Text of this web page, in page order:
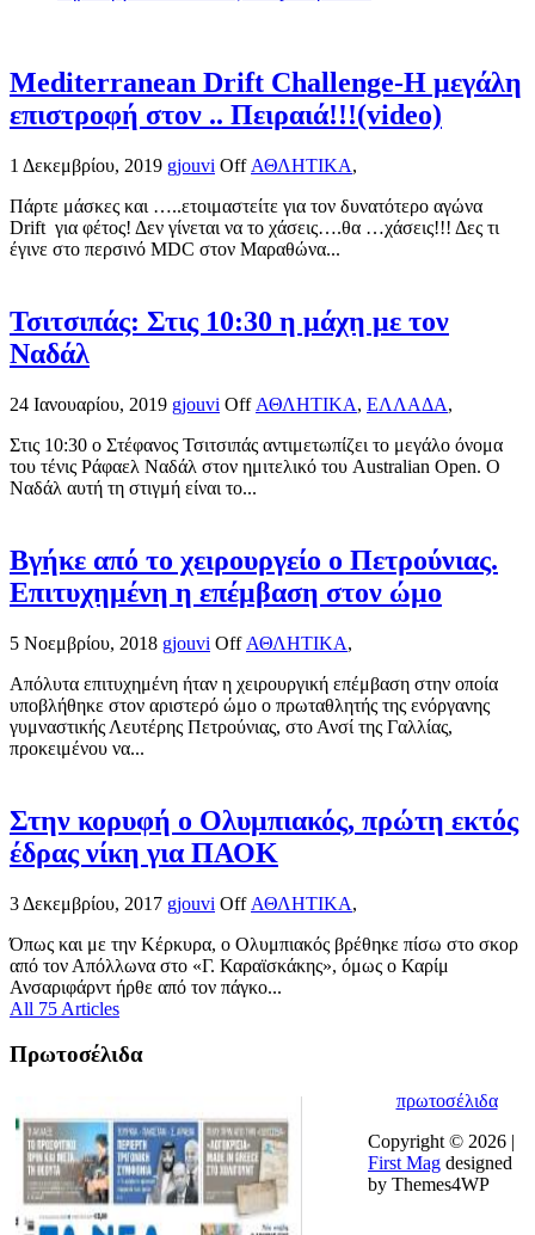
Mediterranean Drift Challenge-Η μεγάλη
επιστροφή στον .. Πειραιά!!!(video)
1 Δεκεμβρίου, 2019 gjouvi Off ΑΘΛΗΤΙΚΑ,
Πάρτε μάσκες και …..ετοιμαστείτε για τον δυνατότερο αγώνα
Drift για φέτος! Δεν γίνεται να το χάσεις….θα …χάσεις!!! Δες τι
έγινε στο περσινό MDC στον Μαραθώνα...
Τσιτσιπάς: Στις 10:30 η μάχη με τον
Ναδάλ
24 Ιανουαρίου, 2019 gjouvi Off ΑΘΛΗΤΙΚΑ, ΕΛΛΑΔΑ,
Στις 10:30 ο Στέφανος Τσιτσιπάς αντιμετωπίζει το μεγάλο όνομα
του τένις Ράφαελ Ναδάλ στον ημιτελικό του Australian Open. Ο
Ναδάλ αυτή τη στιγμή είναι το...
Βγήκε από το χειρουργείο ο Πετρούνιας.
Επιτυχημένη η επέμβαση στον ώμο
5 Νοεμβρίου, 2018 gjouvi Off ΑΘΛΗΤΙΚΑ,
Απόλυτα επιτυχημένη ήταν η χειρουργική επέμβαση στην οποία
υποβλήθηκε στον αριστερό ώμο ο πρωταθλητής της ενόργανης
γυμναστικής Λευτέρης Πετρούνιας, στο Ανσί της Γαλλίας,
προκειμένου να...
Στην κορυφή ο Ολυμπιακός, πρώτη εκτός
έδρας νίκη για ΠΑΟΚ
3 Δεκεμβρίου, 2017 gjouvi Off ΑΘΛΗΤΙΚΑ,
Όπως και με την Κέρκυρα, ο Ολυμπιακός βρέθηκε πίσω στο σκορ
από τον Απόλλωνα στο «Γ. Καραϊσκάκης», όμως ο Καρίμ
Ανσαριφάρντ ήρθε από τον πάγκο...
All 75 Articles
Πρωτοσέλιδα
πρωτοσέλιδα
Copyright © 2026 |
First Mag designed
by Themes4WP